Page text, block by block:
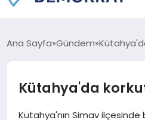
GÜNDEM
EKONOMI
Ana Sayfa Gündem
Kütahya'da
Kütahya'nın Simav